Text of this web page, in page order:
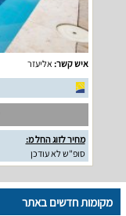
איש קשר: אליעזר
מחיר לזוג החל מ:
סופ"ש לא עודכן
מקומות חדשים באתר